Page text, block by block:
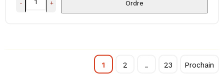
- + Ordre
1 2 ... 23 Prochain